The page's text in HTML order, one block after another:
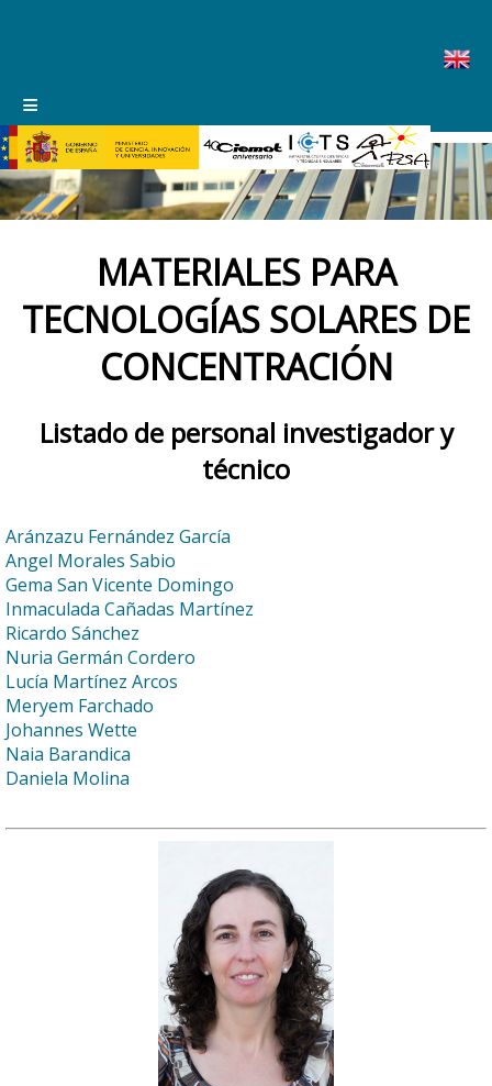
MATERIALES PARA
TECNOLOGÍAS SOLARES DE
CONCENTRACIÓN
Listado de personal investigador y
técnico
Aránzazu Fernández García
Angel Morales Sabio
Gema San Vicente Domingo
Inmaculada Cañadas Martínez
Ricardo Sánchez
Nuria Germán Cordero
Lucía Martínez Arcos
Meryem Farchado
Johannes Wette
Naia Barandica
Daniela Molina